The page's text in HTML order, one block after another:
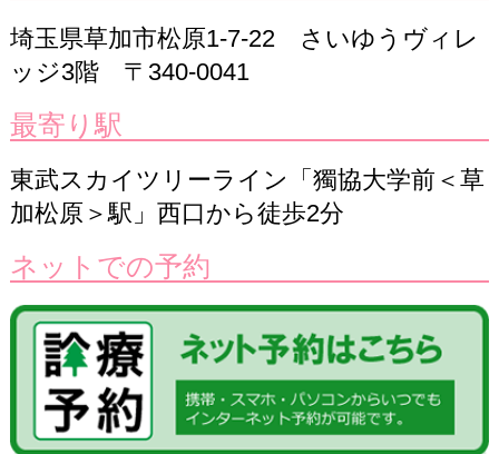
埼玉県草加市松原1-7-22 さいゆうヴィレ
ッジ3階 〒340-0041
最寄り駅
東武スカイツリーライン
「獨協大学前＜草
加松原＞駅」西口から徒歩2分
ネットでの予約